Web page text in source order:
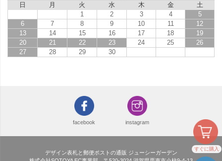
すぐに購入
日
月 火 水 木 金
土
1
2 3 4
5
6
7 8 9 10 11
12
13
14 15 16 17 18
19
20
21 22 23 24 25
26
27
28 29 30
facebook instagram
デザイン表札と郵便ポストの通販 ジューシーガーデン